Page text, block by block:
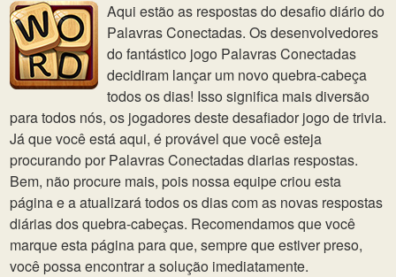
Aqui estão as respostas do desafio diário do
Palavras Conectadas. Os desenvolvedores
do fantástico jogo Palavras Conectadas
decidiram lançar um novo quebra-cabeça
todos os dias! Isso significa mais diversão
para todos nós, os jogadores deste desafiador jogo de trivia.
Já que você está aqui, é provável que você esteja
procurando por Palavras Conectadas diarias respostas.
Bem, não procure mais, pois nossa equipe criou esta
página e a atualizará todos os dias com as novas respostas
diárias dos quebra-cabeças. Recomendamos que você
marque esta página para que, sempre que estiver preso,
você possa encontrar a solução imediatamente.